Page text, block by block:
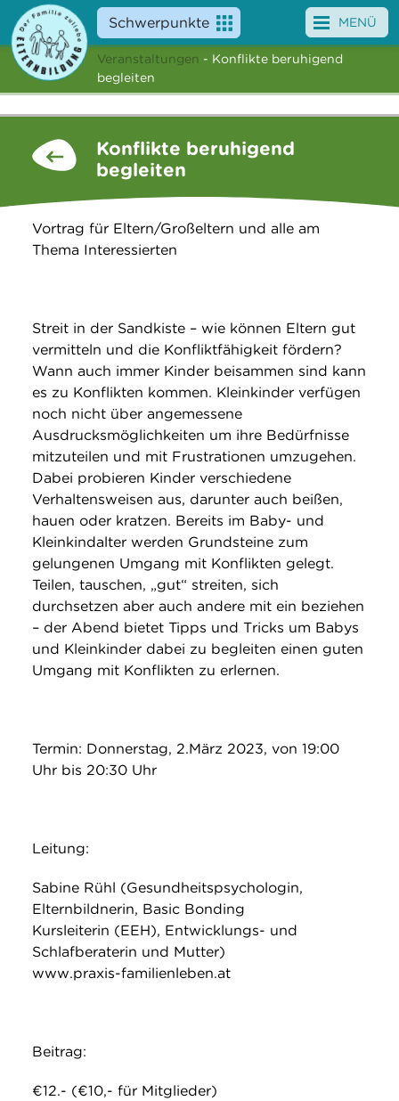
Schwerpunkte
Angebote
News
Über uns
MENÜ
Veranstaltungen - Konflikte beruhigend
begleiten
Konflikte beruhigend
begleiten
Vortrag für Eltern/Großeltern und alle am
Thema Interessierten
Streit in der Sandkiste – wie können Eltern gut
vermitteln und die Konfliktfähigkeit fördern?
Wann auch immer Kinder beisammen sind kann
es zu Konflikten kommen. Kleinkinder verfügen
noch nicht über angemessene
Ausdrucksmöglichkeiten um ihre Bedürfnisse
mitzuteilen und mit Frustrationen umzugehen.
Dabei probieren Kinder verschiedene
Verhaltensweisen aus, darunter auch beißen,
hauen oder kratzen. Bereits im Baby- und
Kleinkindalter werden Grundsteine zum
gelungenen Umgang mit Konflikten gelegt.
Teilen, tauschen, „gut“ streiten, sich
durchsetzen aber auch andere mit ein beziehen
– der Abend bietet Tipps und Tricks um Babys
und Kleinkinder dabei zu begleiten einen guten
Umgang mit Konflikten zu erlernen.
Termin: Donnerstag, 2.März 2023, von 19:00
Uhr bis 20:30 Uhr
Leitung:
Sabine Rühl (Gesundheitspsychologin,
Elternbildnerin, Basic Bonding
Kursleiterin (EEH), Entwicklungs- und
Schlafberaterin und Mutter)
www.praxis-familienleben.at
Beitrag:
€12.- (€10,- für Mitglieder)